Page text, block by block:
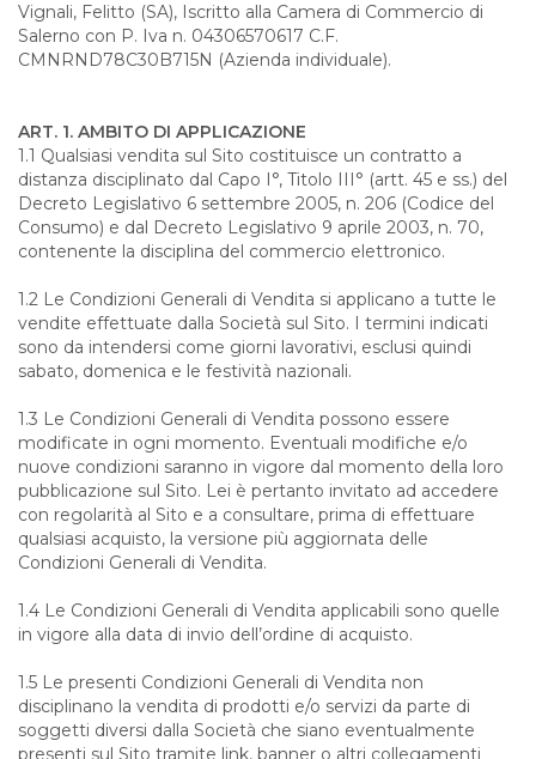
Vignali, Felitto (SA), Iscritto alla Camera di Commercio di
Salerno con P. Iva n. 04306570617 C.F.
CMNRND78C30B715N (Azienda individuale).
ART. 1. AMBITO DI APPLICAZIONE
1.1 Qualsiasi vendita sul Sito costituisce un contratto a
distanza disciplinato dal Capo I°, Titolo III° (artt. 45 e ss.) del
Decreto Legislativo 6 settembre 2005, n. 206 (Codice del
Consumo) e dal Decreto Legislativo 9 aprile 2003, n. 70,
contenente la disciplina del commercio elettronico.
1.2 Le Condizioni Generali di Vendita si applicano a tutte le
vendite effettuate dalla Società sul Sito. I termini indicati
sono da intendersi come giorni lavorativi, esclusi quindi
sabato, domenica e le festività nazionali.
1.3 Le Condizioni Generali di Vendita possono essere
modificate in ogni momento. Eventuali modifiche e/o
nuove condizioni saranno in vigore dal momento della loro
pubblicazione sul Sito. Lei è pertanto invitato ad accedere
con regolarità al Sito e a consultare, prima di effettuare
qualsiasi acquisto, la versione più aggiornata delle
Condizioni Generali di Vendita.
1.4 Le Condizioni Generali di Vendita applicabili sono quelle
in vigore alla data di invio dell’ordine di acquisto.
1.5 Le presenti Condizioni Generali di Vendita non
disciplinano la vendita di prodotti e/o servizi da parte di
soggetti diversi dalla Società che siano eventualmente
presenti sul Sito tramite link, banner o altri collegamenti